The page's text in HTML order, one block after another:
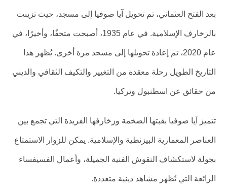
بعد الفتح العثماني، تم تحويل آيا صوفيا إلى مسجد، حيث تزينت
بالزخارف الإسلامية. في عام 1935، أصبحت متحفًا، وأخيرًا، في
عام 2020، تم إعادة تحويلها إلى مسجد مرة أخرى. يُظهر هذا
التاريخ الطويل رحلة معقدة من التغيير والتكيف الثقافي والديني
من حقائق عن اسطنبول وتركيا.
تتميز آيا صوفيا بقبتها الضخمة وزخارفها الفريدة التي تجمع بين
العناصر المعمارية البيزنطية والإسلامية. يمكن للزوار الاستمتاع
بجولة لاستكشاف النقوش الفنية الجميلة، وأعمال الفسيفساء
الرائعة التي تُظهر مشاهد دينية متعددة.